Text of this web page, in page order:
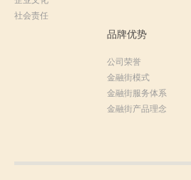
社会责任
品牌优势
公司荣誉
金融街模式
金融街服务体系
金融街产品理念